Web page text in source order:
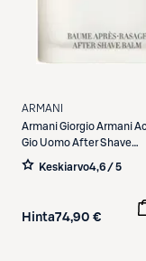
ARMANI
ArmaniGiorgio Armani
Gio Uomo After Shave
partabalsami 100 ml
Keskiarvo4,6 / 5
Hinta74,90 €